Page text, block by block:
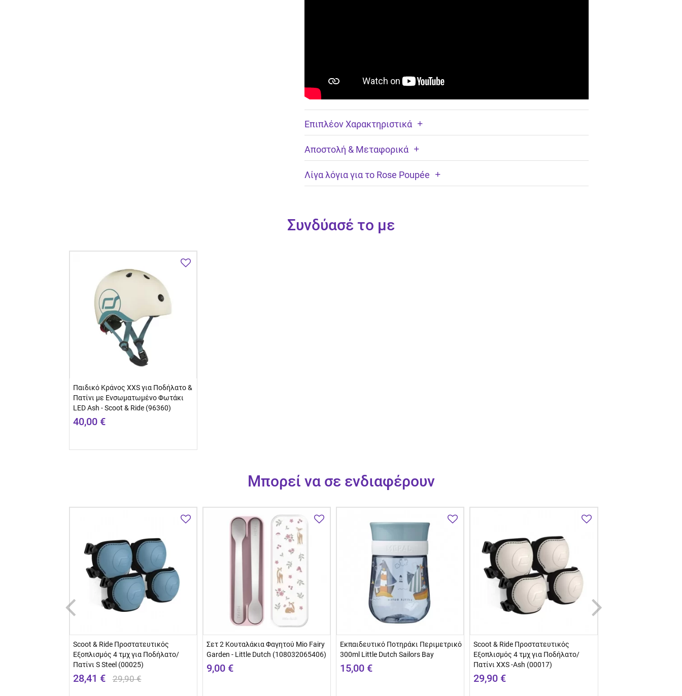
Επιπλέον Χαρακτηριστικά
Αποστολή & Μεταφορικά
Λίγα λόγια για το Rose Poupée
Συνδύασέ το με
Παιδικό Κράνος XXS για Ποδήλατο &
Πατίνι με Ενσωματωμένο Φωτάκι
LED Ash - Scoot & Ride (96360)
40,00 €
Μπορεί να σε ενδιαφέρουν
Scoot & Ride Προστατευτικός
Εξοπλισμός 4 τμχ για Ποδήλατο/
Πατίνι S Steel (00025)
28,41 € 29,90 €
Σετ 2 Κουταλάκια Φαγητού Mio Fairy
Garden - Little Dutch (108032065406)
9,00 €
Εκπαιδευτικό Ποτηράκι Περιμετρικό
300ml Little Dutch Sailors Bay
15,00 €
Scoot & Ride Προστατευτικός
Εξοπλισμός 4 τμχ για Ποδήλατο/
Πατίνι XXS -Ash (00017)
29,90 €